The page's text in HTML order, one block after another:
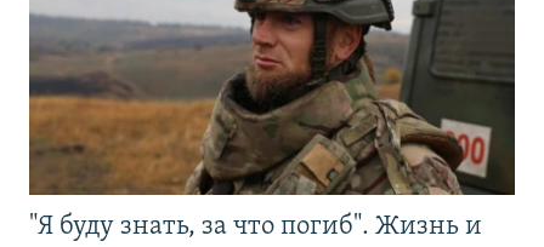
"Я буду знать, за что погиб". Жизнь и